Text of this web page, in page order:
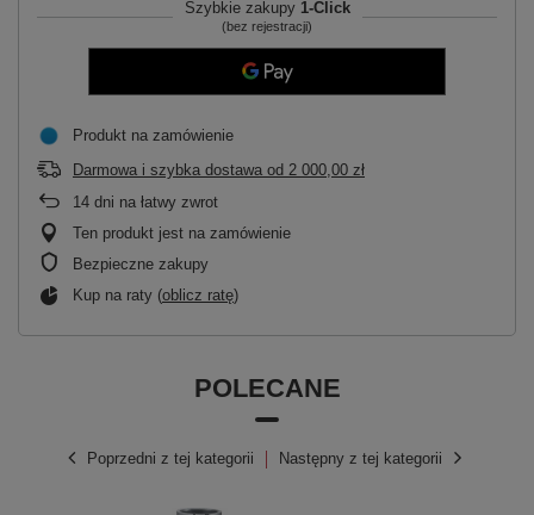
Szybkie zakupy 1-Click
(bez rejestracji)
Produkt na zamówienie
Darmowa i szybka dostawa od 2 000,00 zł
14 dni na łatwy zwrot
Ten produkt jest na zamówienie
Bezpieczne zakupy
Kup na raty (oblicz ratę)
POLECANE
Poprzedni z tej kategorii Następny z tej kategorii